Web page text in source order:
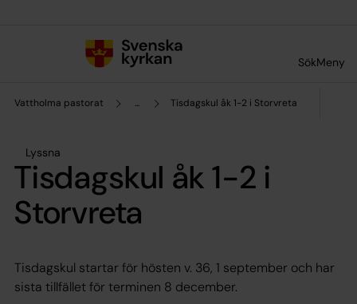
SökMeny
Vattholma pastorat ... Tisdagskul åk 1-2 i Storvreta
Lyssna
Tisdagskul åk 1-2 i
Storvreta
Tisdagskul startar för hösten v. 36, 1 september och har
sista tillfället för terminen 8 december.